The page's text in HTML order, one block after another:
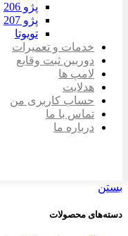
پژو 206
پژو 207
تویوتا
خدمات و تعمیرات
دوربین ثبت وقایع
لامپ ها
هدلایت
حساب کاربری من
تماس با ما
درباره ما
بستن
دسته‌های محصولات